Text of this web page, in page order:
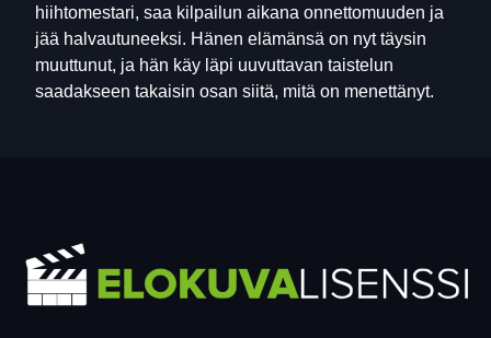
hiihtomestari, saa kilpailun aikana onnettomuuden ja
jää halvautuneeksi. Hänen elämänsä on nyt täysin
muuttunut, ja hän käy läpi uuvuttavan taistelun
saadakseen takaisin osan siitä, mitä on menettänyt.